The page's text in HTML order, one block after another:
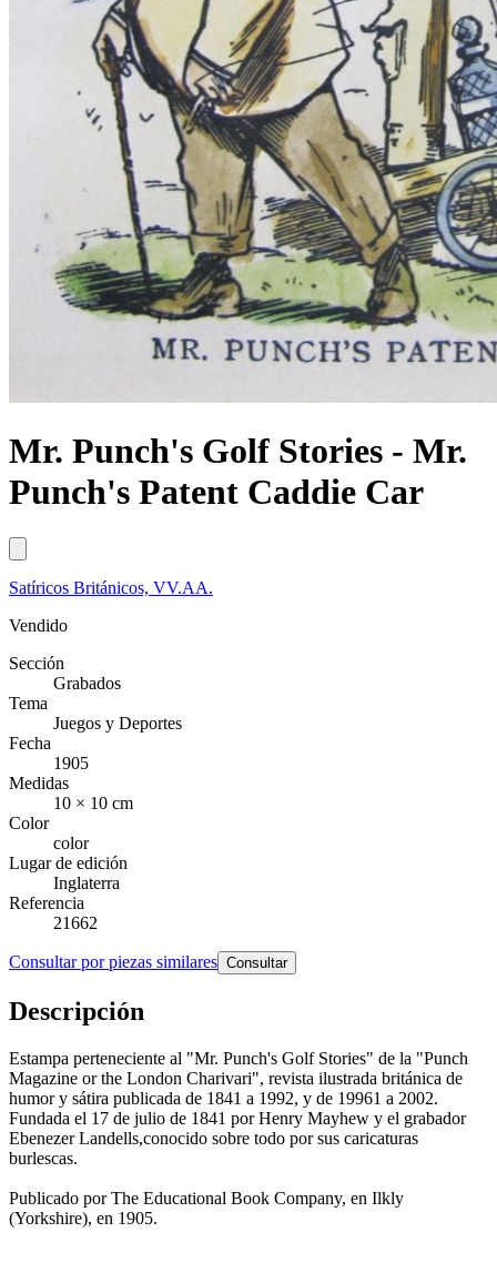
Mr. Punch's Golf Stories - Mr.
Punch's Patent Caddie Car
Satíricos Británicos, VV.AA.
Vendido
Sección
Grabados
Tema
Juegos y Deportes
Fecha
1905
Medidas
10 × 10 cm
Color
color
Lugar de edición
Inglaterra
Referencia
21662
Consultar por piezas similares Consultar
Descripción
Estampa perteneciente al "Mr. Punch's Golf Stories" de la "Punch
Magazine or the London Charivari", revista ilustrada británica de
humor y sátira publicada de 1841 a 1992, y de 19961​ a 2002.
Fundada el 17 de julio de 1841 por Henry Mayhew y el grabador
Ebenezer Landells,conocido sobre todo por sus caricaturas
burlescas.
Publicado por The Educational Book Company, en Ilkly
(Yorkshire), en 1905.